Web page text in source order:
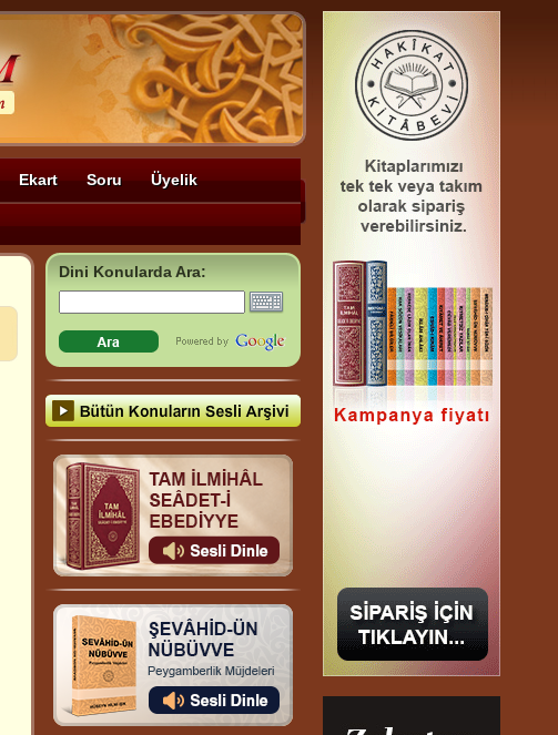
Ekart Soru Üyelik
Dini Konularda Ara: